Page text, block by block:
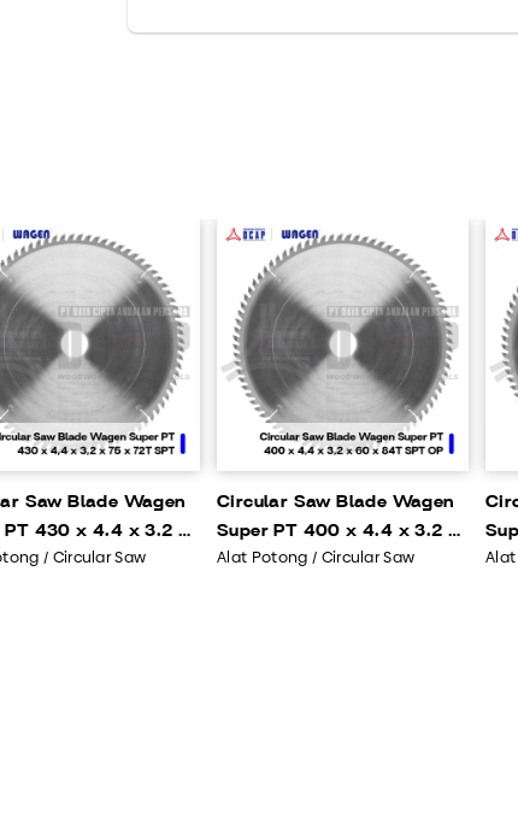
Saw Blade Wagen
PT 430 x 4.4 x 3.2 x
SPT OP4104
/ Circular Saw
Circular Saw Blade Wagen
Super PT 400 x 4.4 x 3.2 x
60 x 84T SPT OP 4125
Alat Potong / Circular Saw
60